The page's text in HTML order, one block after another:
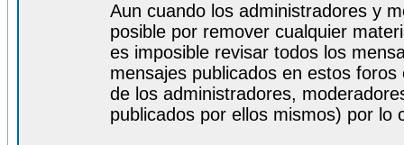
Aun cuando los administradores y
posible por remover cualquier
es imposible revisar todos los
mensajes publicados en estos
de los administradores,
publicados por ellos mismos) por lo